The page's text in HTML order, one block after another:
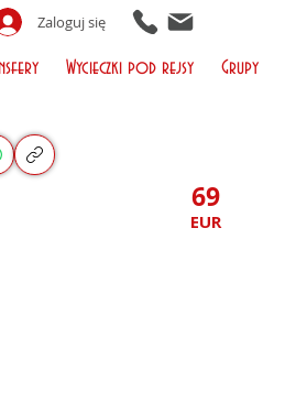
Zaloguj się
Wycieczki pod rejsy Grupy
69
EUR